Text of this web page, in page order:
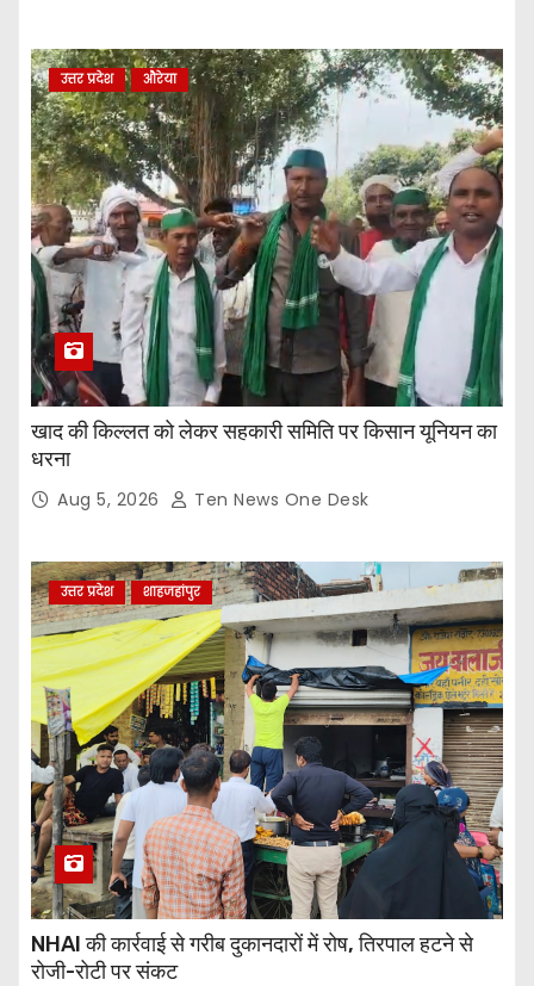
उत्तर प्रदेश औरेया
खाद की किल्लत को लेकर सहकारी समिति पर किसान यूनियन का
धरना
Aug 5, 2026 Ten News One Desk
उत्तर प्रदेश शाहजहांपुर
NHAI की कार्रवाई से गरीब दुकानदारों में रोष, तिरपाल हटने से
रोजी-रोटी पर संकट